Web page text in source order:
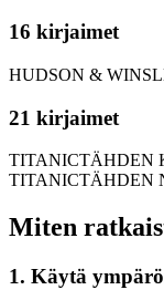
16 kirjaimet
HUDSON &
21 kirjaimet
TITANICTÄHDEN
TITANICTÄHDEN
Miten
1. Käytä